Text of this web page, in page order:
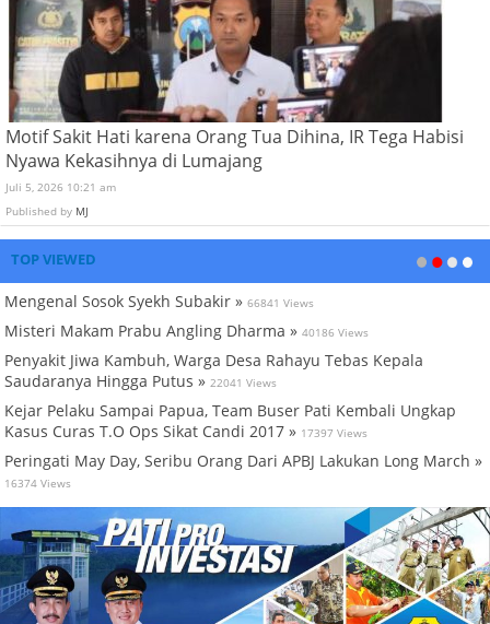
Motif Sakit Hati karena Orang Tua Dihina, IR Tega Habisi
Nyawa Kekasihnya di Lumajang
Juli 5, 2026 10:21 am
Published by MJ
TOP VIEWED
Mengenal Sosok Syekh Subakir » 66841 Views
Misteri Makam Prabu Angling Dharma » 40186 Views
Penyakit Jiwa Kambuh, Warga Desa Rahayu Tebas Kepala
Saudaranya Hingga Putus » 22041 Views
Kejar Pelaku Sampai Papua, Team Buser Pati Kembali Ungkap
Kasus Curas T.O Ops Sikat Candi 2017 » 17397 Views
Peringati May Day, Seribu Orang Dari APBJ Lakukan Long March »
16374 Views